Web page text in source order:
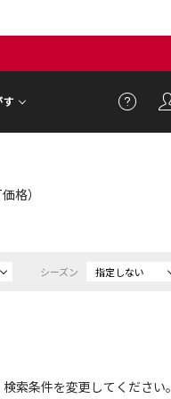
す
格）
シーズン 指定しない
索条件を変更してください。